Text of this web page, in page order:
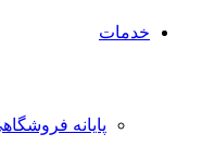
خدمات
پایانه